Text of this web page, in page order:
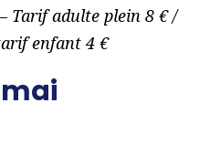
Tarif adulte plein 8 € /
enfant 4 €